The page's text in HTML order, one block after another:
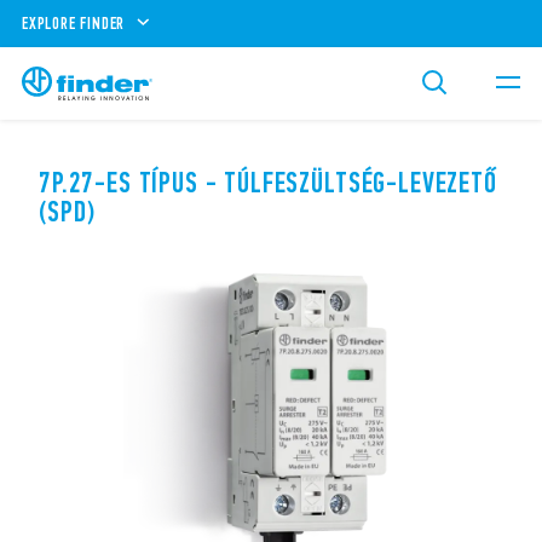
EXPLORE FINDER
7P.27-ES TÍPUS - TÚLFESZÜLTSÉG-LEVEZETŐ
(SPD)